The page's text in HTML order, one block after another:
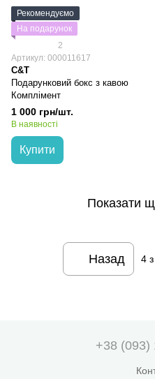
Рекомендуємо
На подарунок
2
Артикул: 000011617
C&T
Подарунковий бокс з кавою
Комплімент
1 000 грн/шт.
В наявності
Купити
Показати
Назад 4з
+38 (093)